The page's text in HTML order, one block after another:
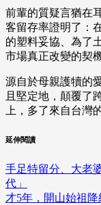
前輩的質疑言猶在
客留存率證明了：
的塑料妥協、為了
市場真正改變的契機
源自於母親護犢的
且堅定地，顛覆了
上，多了來自台灣
延伸閱讀
手足特留分、大老
代」
才5年，開山始祖